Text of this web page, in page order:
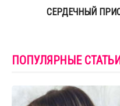
СЕРДЕЧНЫЙ
ПОПУЛЯРНЫЕ